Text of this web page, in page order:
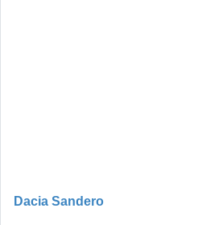
Dacia Sandero